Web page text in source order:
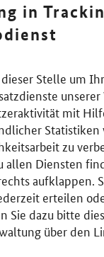
in
Stelle um
mit
Statistiken
zu
Diensten
aufklappen.
erteilen
Sie dazu bitte
über den